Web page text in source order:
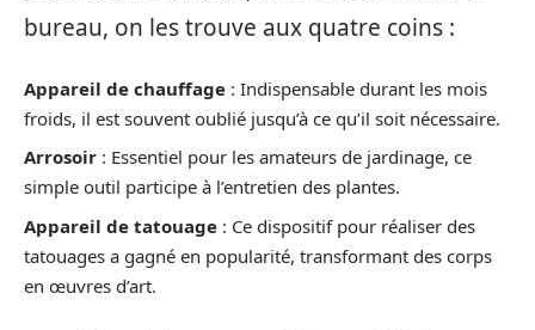
bureau, on les trouve aux quatre coins :
Appareil de chauffage : Indispensable durant les mois
froids, il est souvent oublié jusqu’à ce qu’il soit nécessaire.
Arrosoir : Essentiel pour les amateurs de jardinage, ce
simple outil participe à l’entretien des plantes.
Appareil de tatouage : Ce dispositif pour réaliser des
tatouages a gagné en popularité, transformant des corps
en œuvres d’art.